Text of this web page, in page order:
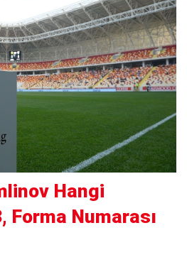
Hangi
Forma Numarası